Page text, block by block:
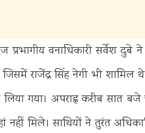
प्रभागीय वनाधिकारी सर्वेश
जिसमें राजेंद्र सिंह नेगी भी
गया। अपराह्न करीब सात बजे
नहीं मिले। साथियों ने तुरंत